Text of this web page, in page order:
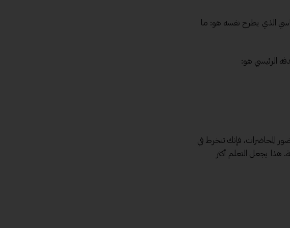
الذي يطرح نفسه هو: ما
الرئيسي هو:
المحاضرات، فإنك تنخرط في
هذا يجعل التعلم أكثر